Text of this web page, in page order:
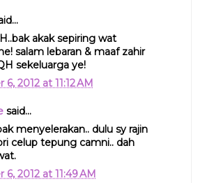
akak sepiring wat
salam lebaran & maaf zahir
sekeluarga ye!
2012 at 11:12 AM
said...
menyelerakan.. dulu sy rajin
celup tepung camni.. dah
2012 at 11:49 AM